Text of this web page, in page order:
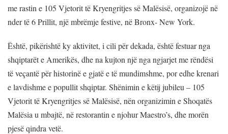
me rastin e 105 Vjetorit të Kryengritjes së Malësisë, organizojë në
nder të 6 Prillit, një mbrëmje festive, në Bronx- New York.
Është, pikërishtë ky aktivitet, i cili për dekada, është festuar nga
shqiptarët e Amerikës, dhe na kujton një nga ngjarjet me rëndësi
të veçantë për historinë e gjatë e të mundimshme, por edhe krenari
e lavdishme e popullit shqiptar. Shënimin e këtij jubileu – 105
Vjetorit të Kryengritjes së Malësisë, nën organizimin e Shoqatës
Malësia u mbajtë, në restorantin e njohur Maestro’s, dhe morën
pjesë qindra vetë.